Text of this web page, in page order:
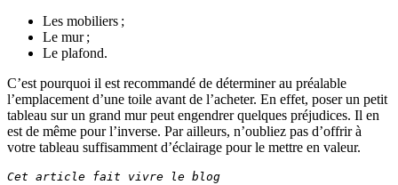
Les mobiliers ;
Le mur ;
Le plafond.
C’est pourquoi il est recommandé de déterminer au préalable
l’emplacement d’une toile avant de l’acheter. En effet, poser un petit
tableau sur un grand mur peut engendrer quelques préjudices. Il en
est de même pour l’inverse. Par ailleurs, n’oubliez pas d’offrir à
votre tableau suffisamment d’éclairage pour le mettre en valeur.
Cet article fait vivre le blog